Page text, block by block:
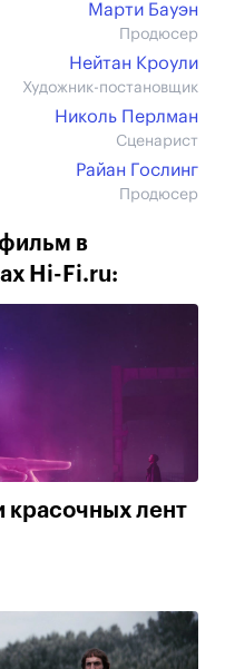
Марти Бауэн
Продюсер
Нейтан Кроули
Художник-постановщик
Николь Перлман
Сценарист
Райан Гослинг
Продюсер
в
Hi-Fi.ru:
лент